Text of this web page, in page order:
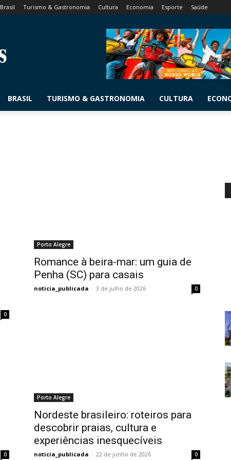
Brasil Turismo & Gastronomia Cultura Economia Esporte Saúde
BRASIL TURISMO & GASTRONOMIA CULTURA
0
Porto Alegre
Romance à beira-mar: um guia de
Penha (SC) para casais
noticia_publicada - 3 de julho de 2026 0
0
Porto Alegre
Nordeste brasileiro: roteiros para
descobrir praias, cultura e
experiências inesquecíveis
noticia_publicada - 22 de junho de 2026 0